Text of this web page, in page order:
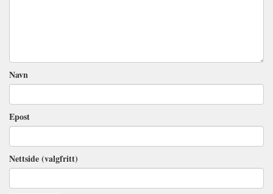
Navn
Epost
Nettside (valgfritt)